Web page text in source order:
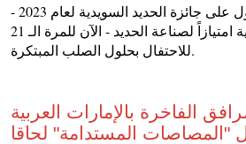
يتم قبول الطلبات للحصول على جائزة الحديد السويدية لعام 2023 -
وهي أكثر الجوائز الدولية امتيازاً لصناعة الحديد - الآن للمرة الـ 21
للاحتفال بحلول الصلب المبتكرة.
الفاخرة بالإمارات العربية
"المصاصات المستدامة" لحاقا